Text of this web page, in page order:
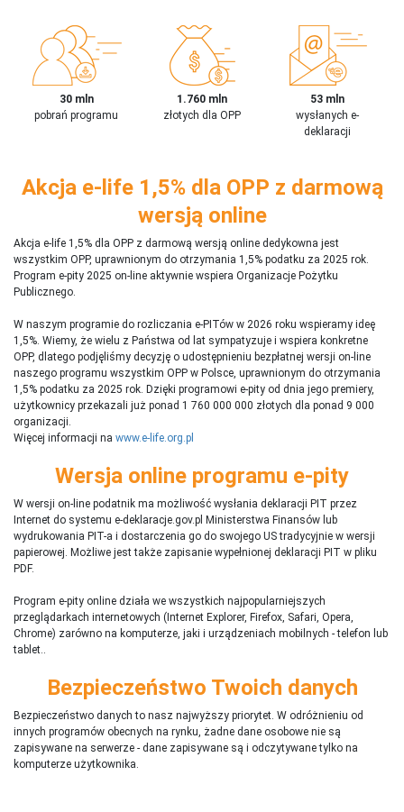
30 mln
pobrań programu
1.760 mln
złotych dla OPP
53 mln
wysłanych e-
deklaracji
Akcja e-life 1,5% dla OPP z darmową
wersją online
Akcja e-life 1,5% dla OPP z darmową wersją online dedykowna jest
wszystkim OPP, uprawnionym do otrzymania 1,5% podatku za 2025 rok.
Program e-pity 2025 on-line aktywnie wspiera Organizacje Pożytku
Publicznego.
W naszym programie do rozliczania e-PITów w 2026 roku wspieramy ideę
1,5%. Wiemy, że wielu z Państwa od lat sympatyzuje i wspiera konkretne
OPP, dlatego podjęliśmy decyzję o udostępnieniu bezpłatnej wersji on-line
naszego programu wszystkim OPP w Polsce, uprawnionym do otrzymania
1,5% podatku za 2025 rok. Dzięki programowi e-pity od dnia jego premiery,
użytkownicy przekazali już ponad 1 760 000 000 złotych dla ponad 9 000
organizacji.
Więcej informacji na www.e-life.org.pl
Wersja online programu e-pity
W wersji on-line podatnik ma możliwość wysłania deklaracji PIT przez
Internet do systemu e-deklaracje.gov.pl Ministerstwa Finansów lub
wydrukowania PIT-a i dostarczenia go do swojego US tradycyjnie w wersji
papierowej. Możliwe jest także zapisanie wypełnionej deklaracji PIT w pliku
PDF.
Program e-pity online działa we wszystkich najpopularniejszych
przeglądarkach internetowych (Internet Explorer, Firefox, Safari, Opera,
Chrome) zarówno na komputerze, jaki i urządzeniach mobilnych - telefon lub
tablet..
Bezpieczeństwo Twoich danych
Bezpieczeństwo danych to nasz najwyższy priorytet. W odróżnieniu od
innych programów obecnych na rynku, żadne dane osobowe nie są
zapisywane na serwerze - dane zapisywane są i odczytywane tylko na
komputerze użytkownika.